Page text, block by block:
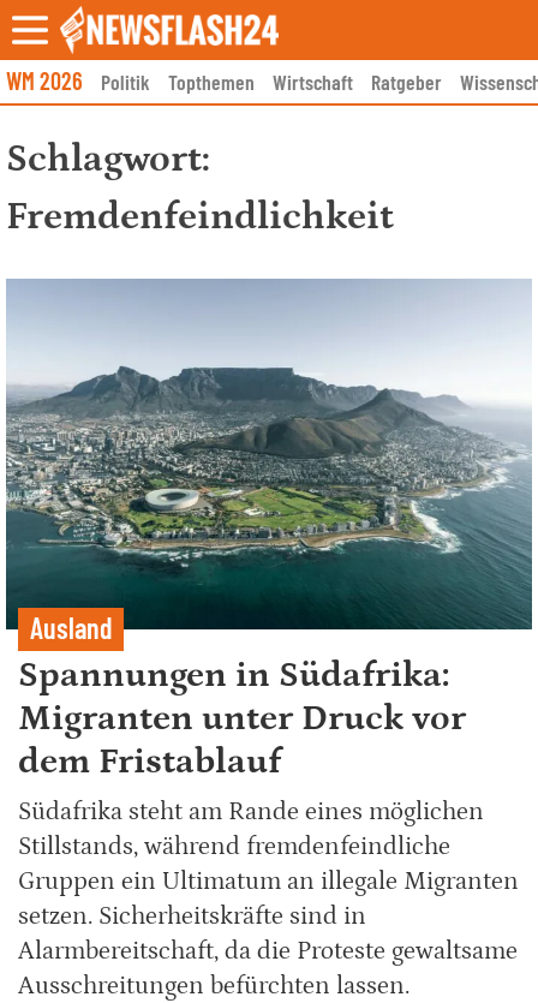
Skip
to
content
WM 2026 Politik Topthemen Wirtschaft Ratgeber
Schlagwort:
Fremdenfeindlichkeit
Ausland
Spannungen in Südafrika:
Migranten unter Druck vor
dem Fristablauf
Südafrika steht am Rande eines möglichen
Stillstands, während fremdenfeindliche
Gruppen ein Ultimatum an illegale Migranten
setzen. Sicherheitskräfte sind in
Alarmbereitschaft, da die Proteste gewaltsame
Ausschreitungen befürchten lassen.